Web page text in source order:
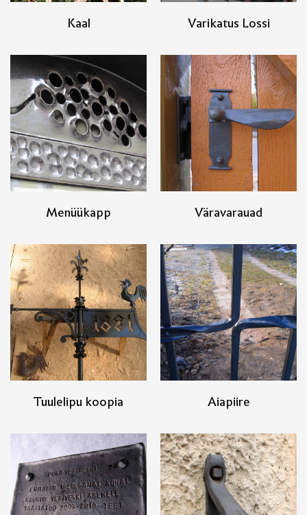
Kaal Varikatus Lossi
Menüükapp Väravarauad
Tuulelipu koopia Aiapiire